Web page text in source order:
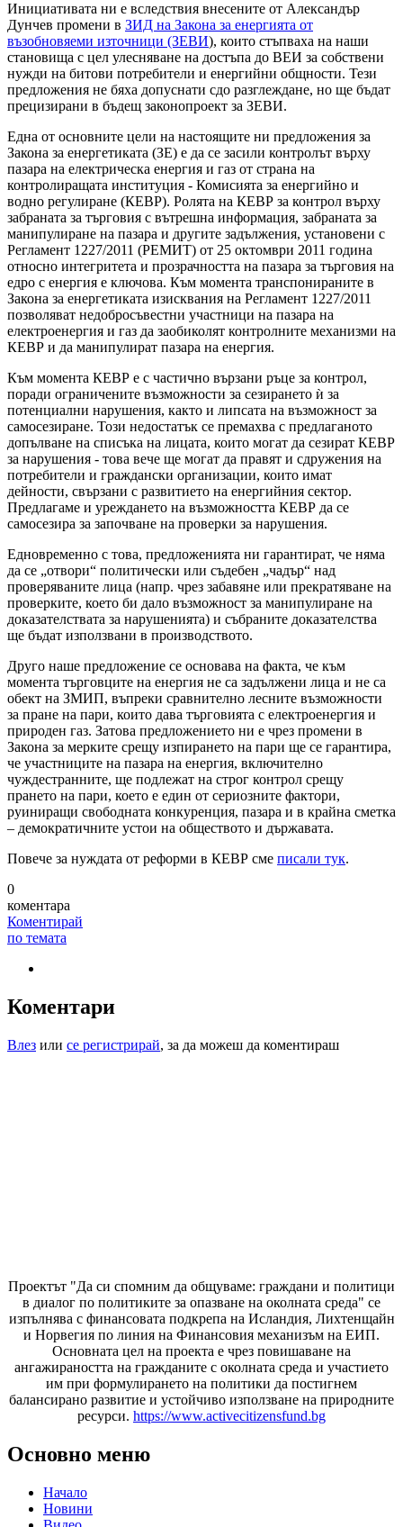
Инициативата ни е вследствия внесените от Александър
Дунчев промени в ЗИД на Закона за енергията от
възобновяеми източници (ЗЕВИ), които стъпваха на наши
становища с цел улесняване на достъпа до ВЕИ за собствени
нужди на битови потребители и енергийни общности. Тези
предложения не бяха допуснати сдо разглеждане, но ще бъдат
прецизирани в бъдещ законопроект за ЗЕВИ.
Една от основните цели на настоящите ни предложения за
Закона за енергетиката (ЗЕ) е да се засили контролът върху
пазара на електрическа енергия и газ от страна на
контролиращата институция - Комисията за енергийно и
водно регулиране (КЕВР). Ролята на КЕВР за контрол върху
забраната за търговия с вътрешна информация, забраната за
манипулиране на пазара и другите задължения, установени с
Регламент 1227/2011 (РЕМИТ) от 25 октомври 2011 година
относно интегритета и прозрачността на пазара за търговия на
едро с енергия е ключова. Към момента транспонираните в
Закона за енергетиката изисквания на Регламент 1227/2011
позволяват недобросъвестни участници на пазара на
електроенергия и газ да заобиколят контролните механизми на
КЕВР и да манипулират пазара на енергия.
Към момента КЕВР е с частично вързани ръце за контрол,
поради ограничените възможности за сезирането ѝ за
потенциални нарушения, както и липсата на възможност за
самосезиране. Този недостатък се премахва с предлаганото
допълване на списъка на лицата, които могат да сезират КЕВР
за нарушения - това вече ще могат да правят и сдружения на
потребители и граждански организации, които имат
дейности, свързани с развитието на енергийния сектор.
Предлагаме и уреждането на възможността КЕВР да се
самосезира за започване на проверки за нарушения.
Едновременно с това, предложенията ни гарантират, че няма
да се „отвори“ политически или съдебен „чадър“ над
проверяваните лица (напр. чрез забавяне или прекратяване на
проверките, което би дало възможност за манипулиране на
доказателствата за нарушенията) и събраните доказателства
ще бъдат използвани в производството.
Друго наше предложение се основава на факта, че към
момента търговците на енергия не са задължени лица и не са
обект на ЗМИП, въпреки сравнително лесните възможности
за пране на пари, които дава търговията с електроенергия и
природен газ. Затова предложението ни е чрез промени в
Закона за мерките срещу изпирането на пари ще се гарантира,
че участниците на пазара на енергия, включително
чуждестранните, ще подлежат на строг контрол срещу
прането на пари, което е един от сериозните фактори,
руиниращи свободната конкуренция, пазара и в крайна сметка
– демократичните устои на обществото и държавата.
Повече за нуждата от реформи в КЕВР сме писали тук.
0
коментара
Коментирай
по темата
Коментари
Влез или се регистрирай, за да можеш да коментираш
Проектът "Да си спомним да общуваме: граждани и политици
в диалог по политиките за опазване на околната среда" се
изпълнява с финансовата подкрепа на Исландия, Лихтенщайн
и Норвегия по линия на Финансовия механизъм на ЕИП.
Основната цел на проекта е чрез повишаване на
ангажираността на гражданите с околната среда и участието
им при формулирането на политики да постигнем
балансирано развитие и устойчиво използване на природните
ресурси. https://www.activecitizensfund.bg
Основно меню
Начало
Новини